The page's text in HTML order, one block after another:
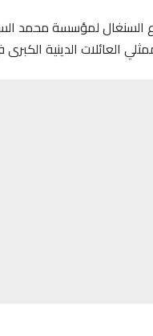
السنغال لمؤسسة محمد
العائلات الدينية